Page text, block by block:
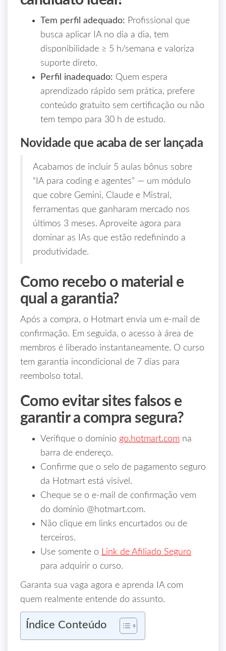
Tem perfil adequado: Profissional que
busca aplicar IA no dia a dia, tem
disponibilidade ≥ 5 h/semana e valoriza
suporte direto.
Perfil inadequado: Quem espera
aprendizado rápido sem prática, prefere
conteúdo gratuito sem certificação ou não
tem tempo para 30 h de estudo.
Novidade que acaba de ser lançada
Acabamos de incluir 5 aulas bônus sobre
“IA para coding e agentes” — um módulo
que cobre Gemini, Claude e Mistral,
ferramentas que ganharam mercado nos
últimos 3 meses. Aproveite agora para
dominar as IAs que estão redefinindo a
produtividade.
Como recebo o material e
qual a garantia?
Após a compra, o Hotmart envia um e‑mail de
confirmação. Em seguida, o acesso à área de
membros é liberado instantaneamente. O curso
tem garantia incondicional de 7 dias para
reembolso total.
Como evitar sites falsos e
garantir a compra segura?
Verifique o domínio go.hotmart.com na
barra de endereço.
Confirme que o selo de pagamento seguro
da Hotmart está visível.
Cheque se o e‑mail de confirmação vem
do domínio @hotmart.com.
Não clique em links encurtados ou de
terceiros.
Use somente o Link de Afiliado Seguro
para adquirir o curso.
Garanta sua vaga agora e aprenda IA com
quem realmente entende do assunto.
Índice Conteúdo